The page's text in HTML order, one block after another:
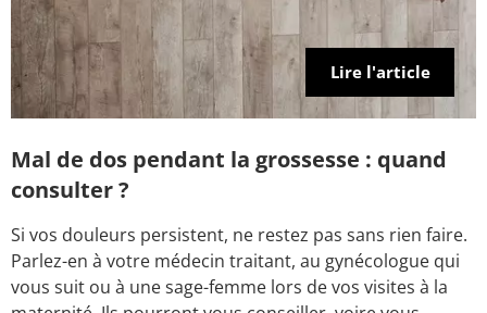
Lire l'article
Mal de dos pendant la grossesse : quand
consulter ?
Si vos douleurs persistent, ne restez pas sans rien faire.
Parlez-en à votre médecin traitant, au gynécologue qui
vous suit ou à une sage-femme lors de vos visites à la